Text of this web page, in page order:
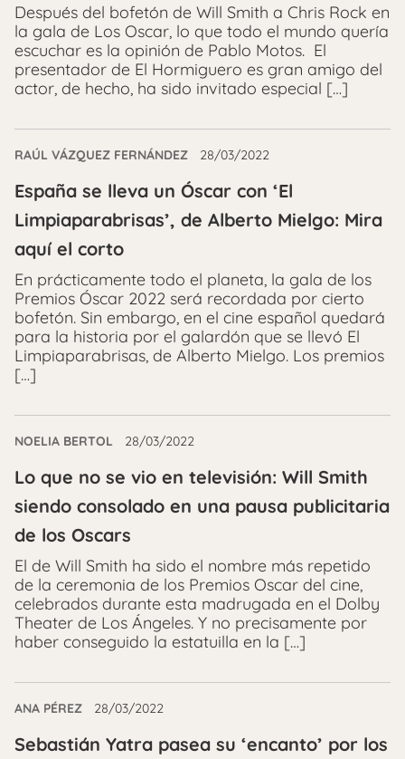
Después del bofetón de Will Smith a Chris Rock en
la gala de Los Oscar, lo que todo el mundo quería
escuchar es la opinión de Pablo Motos. El
presentador de El Hormiguero es gran amigo del
actor, de hecho, ha sido invitado especial […]
RAÚL VÁZQUEZ FERNÁNDEZ 28/03/2022
España se lleva un Óscar con ‘El
Limpiaparabrisas’, de Alberto Mielgo: Mira
aquí el corto
En prácticamente todo el planeta, la gala de los
Premios Óscar 2022 será recordada por cierto
bofetón. Sin embargo, en el cine español quedará
para la historia por el galardón que se llevó El
Limpiaparabrisas, de Alberto Mielgo. Los premios
[…]
NOELIA BERTOL 28/03/2022
Lo que no se vio en televisión: Will Smith
siendo consolado en una pausa publicitaria
de los Oscars
El de Will Smith ha sido el nombre más repetido
de la ceremonia de los Premios Oscar del cine,
celebrados durante esta madrugada en el Dolby
Theater de Los Ángeles. Y no precisamente por
haber conseguido la estatuilla en la […]
ANA PÉREZ 28/03/2022
Sebastián Yatra pasea su ‘encanto’ por los